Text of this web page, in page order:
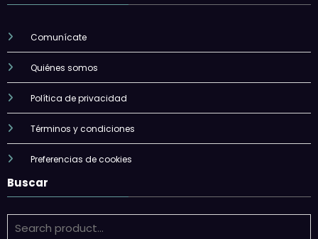
Comunícate
Quiénes somos
Política de privacidad
Términos y condiciones
Preferencias de cookies
Buscar